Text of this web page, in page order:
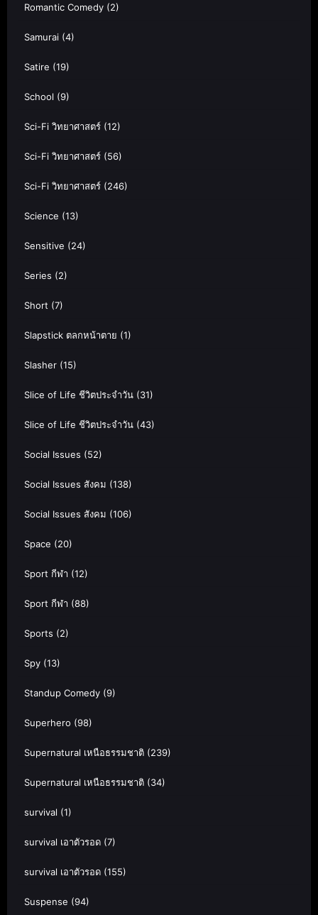
Romantic Comedy (2)
Samurai (4)
Satire (19)
School (9)
Sci-Fi วิทยาศาสตร์ (12)
Sci-Fi วิทยาศาสตร์ (56)
Sci-Fi วิทยาศาสตร์ (246)
Science (13)
Sensitive (24)
Series (2)
Short (7)
Slapstick ตลกหน้าตาย (1)
Slasher (15)
Slice of Life ชีวิตประจำวัน (31)
Slice of Life ชีวิตประจำวัน (43)
Social Issues (52)
Social Issues สังคม (138)
Social Issues สังคม (106)
Space (20)
Sport กีฬา (12)
Sport กีฬา (88)
Sports (2)
Spy (13)
Standup Comedy (9)
Superhero (98)
Supernatural เหนือธรรมชาติ (239)
Supernatural เหนือธรรมชาติ (34)
survival (1)
survival เอาตัวรอด (7)
survival เอาตัวรอด (155)
Suspense (94)